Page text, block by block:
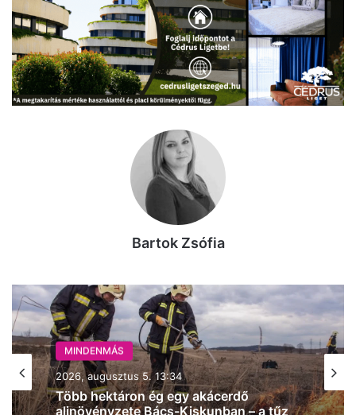
Bartok Zsófia
MINDENMÁS
2026, augusztus 5. 13:34
Több hektáron ég egy akácerdő
aljnövényzete Bács-Kiskunban – a tűz